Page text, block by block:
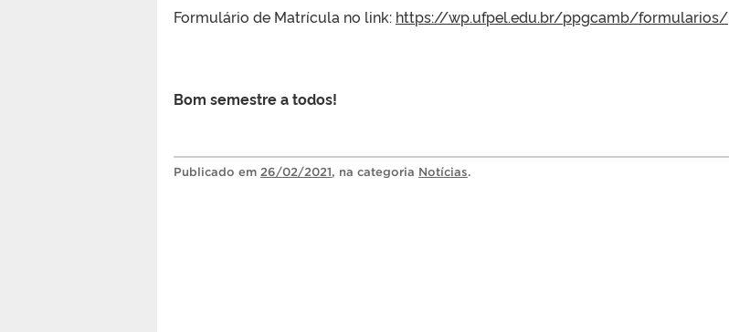
Formulário de Matrícula no link: https://wp.ufpel.edu.br/ppgcamb/formularios/
Bom semestre a todos!
Publicado em 26/02/2021, na categoria Notícias.